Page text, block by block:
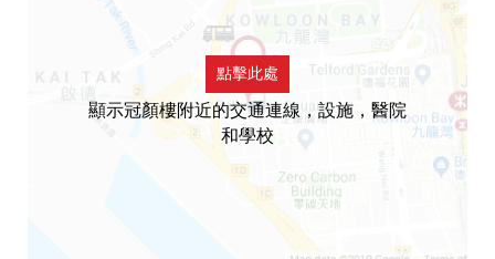
點擊此處
顯示冠顏樓附近的交通連線，設施，醫院
和學校